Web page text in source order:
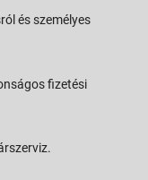
és személyes
fizetési